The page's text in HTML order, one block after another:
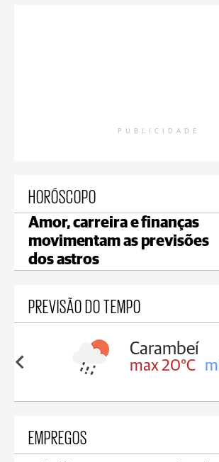
PUBLICIDADE
HORÓSCOPO
Amor, carreira e finanças
movimentam as previsões
dos astros
PREVISÃO DO TEMPO
19°C
Carambeí
max 20°C
EMPREGOS